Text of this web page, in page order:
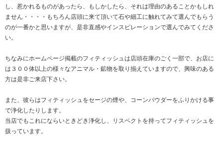
し、惹かれるものがあったら、もしかしたら、それは理由のあることかもしれ
ません・・・・もちろん店頭に来て頂いて石や細工に触れてみて選んでもらう
のが一番かと思いますが、是非直感やインスピレーションで選んでみてくださ
い。
ちなみにホームページ掲載のフィティッシュは店頭在庫のごく一部で、お店に
は３００体以上の様々なアニマル・鉱物を取り揃えていますので、興味のある
方は是非ご来店下さい。
また、彼らはフィティッシュをセージの煙や、コーンパウダーをふりかける事
で浄化したりします。
当店でもこれにならいときどき浄化し、リスペクトを持ってフィティッシュを
扱っています。